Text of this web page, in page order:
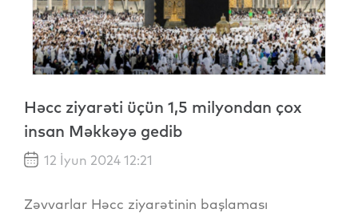
Həcc ziyarəti üçün 1,5 milyondan çox
insan Məkkəyə gedib
12 İyun 2024 12:21
Zəvvarlar Həcc ziyarətinin başlaması